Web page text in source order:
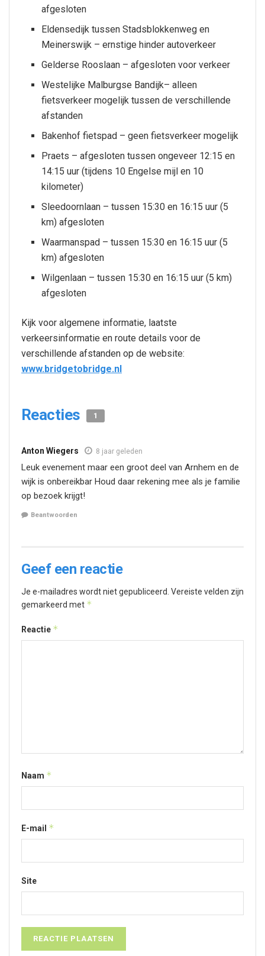
afgesloten
Eldensedijk tussen Stadsblokkenweg en
Meinerswijk – ernstige hinder autoverkeer
Gelderse Rooslaan – afgesloten voor verkeer
Westelijke Malburgse Bandijk– alleen
fietsverkeer mogelijk tussen de verschillende
afstanden
Bakenhof fietspad – geen fietsverkeer mogelijk
Praets – afgesloten tussen ongeveer 12:15 en
14:15 uur (tijdens 10 Engelse mijl en 10
kilometer)
Sleedoornlaan – tussen 15:30 en 16:15 uur (5
km) afgesloten
Waarmanspad – tussen 15:30 en 16:15 uur (5
km) afgesloten
Wilgenlaan – tussen 15:30 en 16:15 uur (5 km)
afgesloten
Kijk voor algemene informatie, laatste
verkeersinformatie en route details voor de
verschillende afstanden op de website:
www.bridgetobridge.nl
Reacties 1
Anton Wiegers 8 jaar geleden
Leuk evenement maar een groot deel van Arnhem en de
wijk is onbereikbar Houd daar rekening mee als je familie
op bezoek krijgt!
Beantwoorden
Geef een reactie
Je e-mailadres wordt niet gepubliceerd. Vereiste velden zijn
gemarkeerd met *
Reactie *
Naam *
E-mail *
Site